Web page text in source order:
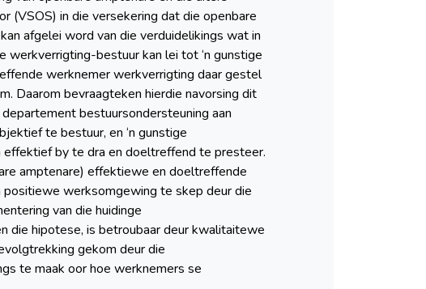
(VSOS) in die versekering dat die openbare
afgelei word van die verduidelikings wat in
bestuur kan lei tot ‘n gunstige
werknemer werkverrigting daar gestel
Daarom bevraagteken hierdie navorsing dit
bestuursondersteuning aan
te bestuur, en ‘n gunstige
by te dra en doeltreffend te presteer.
amptenare) effektiewe en doeltreffende
positiewe werksomgewing te skep deur die
van die huidinge
die hipotese, is betroubaar deur kwalitaitewe
gekom deur die
te maak oor hoe werknemers se